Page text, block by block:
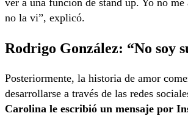
no la vi”, explicó.
Rodrigo González: “No soy
Posteriormente, la historia de amor
desarrollarse a través de las redes
Carolina le escribió un mensaje por